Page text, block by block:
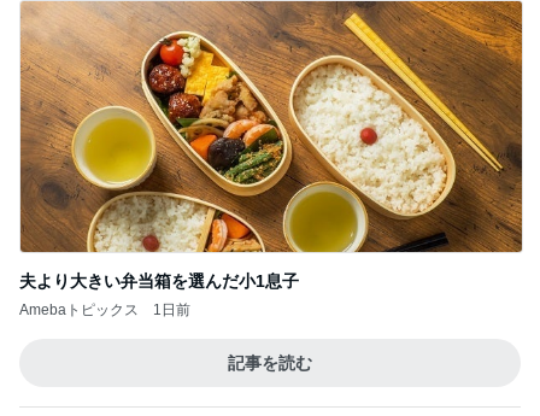
夫より大きい弁当箱を選んだ小1息子
Amebaトピックス 1日前
記事を読む